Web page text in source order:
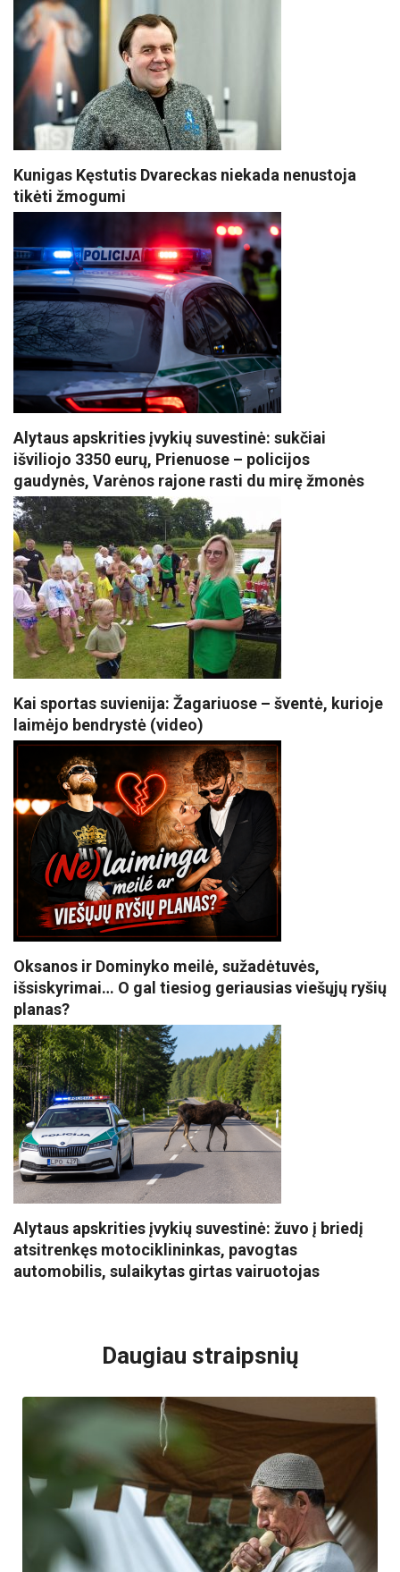
Kunigas Kęstutis Dvareckas niekada nenustoja
tikėti žmogumi
Alytaus apskrities įvykių suvestinė: sukčiai
išviliojo 3350 eurų, Prienuose – policijos
gaudynės, Varėnos rajone rasti du mirę žmonės
Kai sportas suvienija: Žagariuose – šventė, kurioje
laimėjo bendrystė (video)
Oksanos ir Dominyko meilė, sužadėtuvės,
išsiskyrimai… O gal tiesiog geriausias viešųjų ryšių
planas?
Alytaus apskrities įvykių suvestinė: žuvo į briedį
atsitrenkęs motociklininkas, pavogtas
automobilis, sulaikytas girtas vairuotojas
Daugiau straipsnių